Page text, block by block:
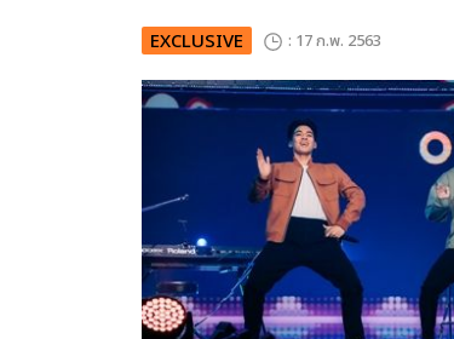
EXCLUSIVE : 17 ก.พ. 2563